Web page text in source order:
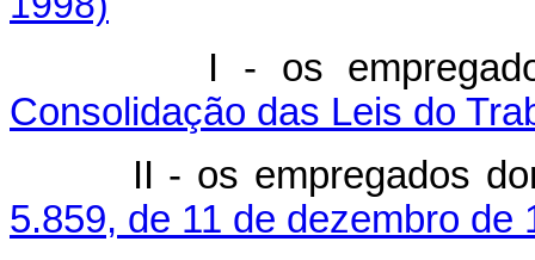
I - os
Consolidação das Leis do
II - os empregados
5.859, de 11 de dezembro de